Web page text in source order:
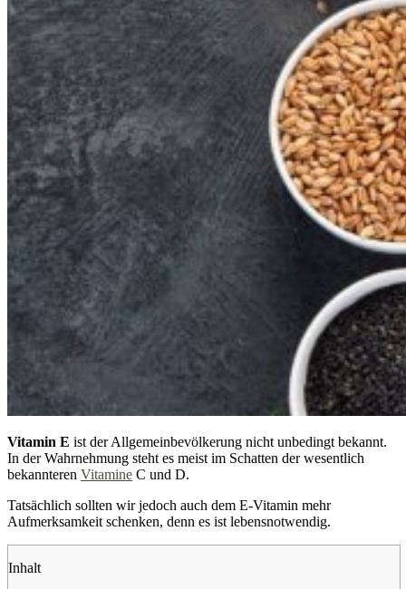
Vitamin E ist der Allgemeinbevölkerung nicht unbedingt bekannt.
In der Wahrnehmung steht es meist im Schatten der wesentlich
bekannteren Vitamine C und D.
Tatsächlich sollten wir jedoch auch dem E-Vitamin mehr
Aufmerksamkeit schenken, denn es ist lebensnotwendig.
Inhalt